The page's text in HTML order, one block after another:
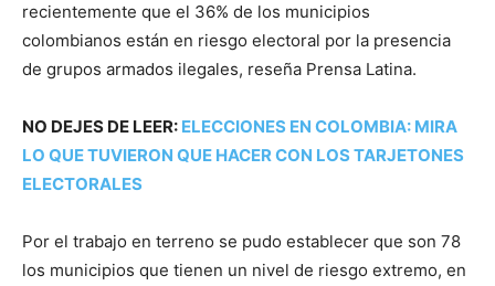
recientemente que el 36% de los municipios
colombianos están en riesgo electoral por la presencia
de grupos armados ilegales, reseña Prensa Latina.
NO DEJES DE LEER: ELECCIONES EN COLOMBIA: MIRA
LO QUE TUVIERON QUE HACER CON LOS TARJETONES
ELECTORALES
Por el trabajo en terreno se pudo establecer que son 78
los municipios que tienen un nivel de riesgo extremo, en